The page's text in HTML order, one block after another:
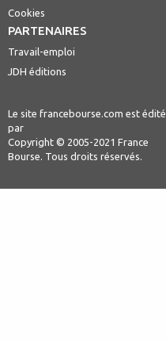
Cookies
PARTENAIRES
Travail-emploi
JDH éditions
Le site francebourse.com est édité
par
Copyright © 2005-2021 France
Bourse. Tous droits réservés.